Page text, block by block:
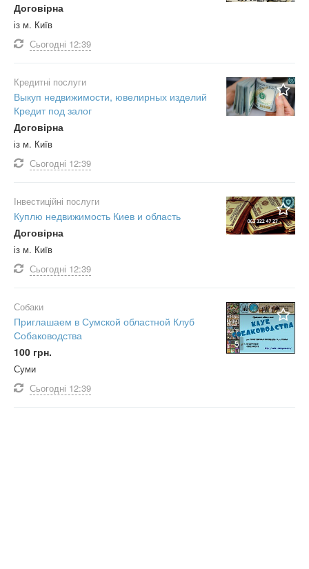
Договірна
із м. Київ
Сьогодні 12:39
Кредитні послуги
Выкуп недвижимости, ювелирных изделий
Кредит под залог
Договірна
із м. Київ
Сьогодні 12:39
Інвестиційні послуги
Куплю недвижимость Киев и область
Договірна
із м. Київ
Сьогодні 12:39
5
Собаки
Приглашаем в Сумской областной Клуб
Собаководства
100 грн.
Суми
Сьогодні 12:39